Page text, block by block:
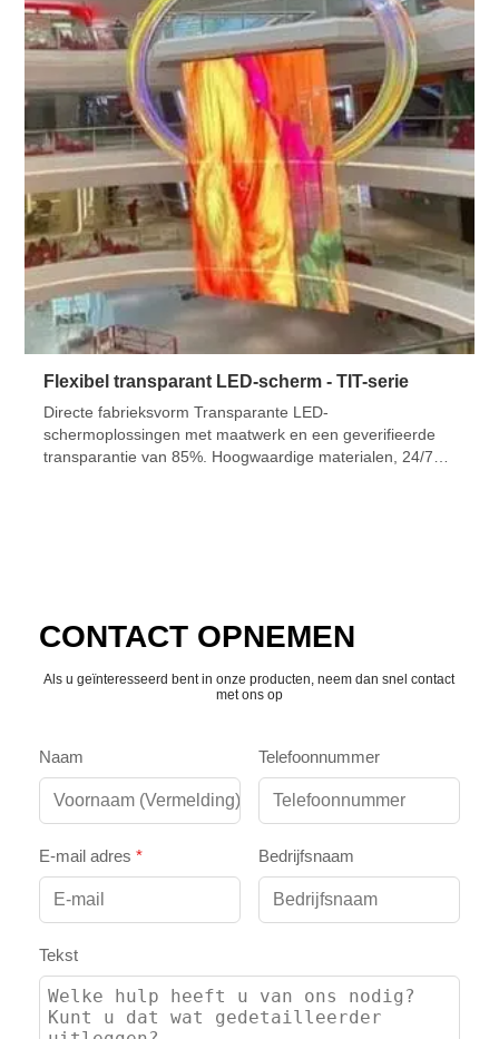
Flexibel transparant LED-scherm - TIT-serie
Directe fabrieksvorm Transparante LED-
schermoplossingen met maatwerk en een geverifieerde
transparantie van 85%. Hoogwaardige materialen, 24/7
CONTACT OPNEMEN
Als u geïnteresseerd bent in onze producten, neem dan snel contact
met ons op
Naam Telefoonnummer
E-mail adres * Bedrijfsnaam
Tekst